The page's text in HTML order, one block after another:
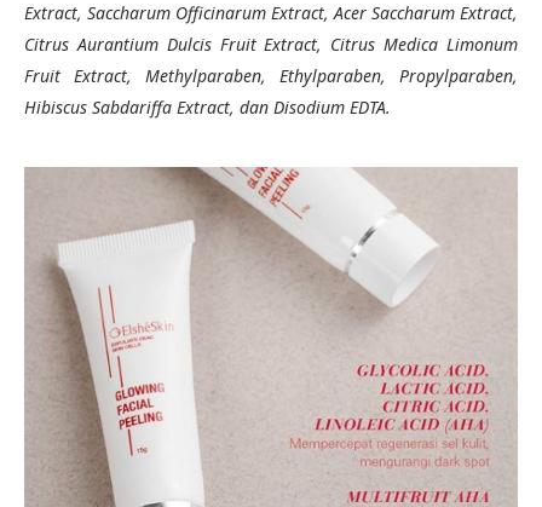
Extract, Saccharum Officinarum Extract, Acer Saccharum Extract,
Citrus Aurantium Dulcis Fruit Extract, Citrus Medica Limonum
Fruit Extract, Methylparaben, Ethylparaben, Propylparaben,
Hibiscus Sabdariffa Extract, dan Disodium EDTA.